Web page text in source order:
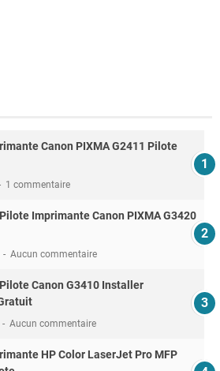
Canon PIXMA G2411 Pilote
1 commentaire
Imprimante Canon PIXMA G3420
Aucun commentaire
Canon G3410 Installer
Aucun commentaire
HP Color LaserJet Pro MFP